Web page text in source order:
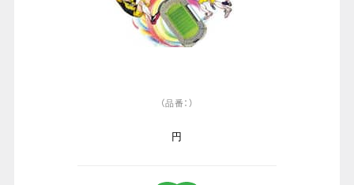
（品番：）
円